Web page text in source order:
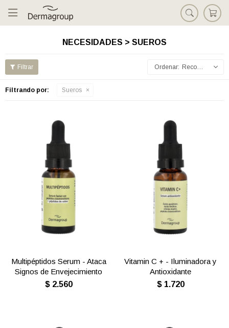

NECESIDADES > SUEROS
Recomendados
Filtrando por: Sueros
Multipéptidos Serum - Ataca
Signos de Envejecimiento
$ 2.560
Vitamin C + - Iluminadora y
Antioxidante
$ 1.720